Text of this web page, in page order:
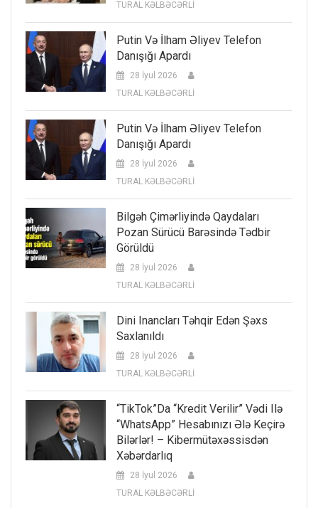
TURAL KƏLBƏCƏRLİ
Putin Və İlham Əliyev Telefon
Danışığı Apardı
28 İyul 2026
TURAL KƏLBƏCƏRLİ
Putin Və İlham Əliyev Telefon
Danışığı Apardı
28 İyul 2026
TURAL KƏLBƏCƏRLİ
Bilgəh Çimərliyində Qaydaları
Pozan Sürücü Barəsində Tədbir
Görüldü
28 İyul 2026
TURAL KƏLBƏCƏRLİ
Dini Inancları Təhqir Edən Şəxs
Saxlanıldı
28 İyul 2026
TURAL KƏLBƏCƏRLİ
“TikTok”da “kredit Verilir” Vədi Ilə
“WhatsApp” Hesabınızı Ələ Keçirə
Bilərlər! – Kibermütəxəssisdən
Xəbərdarlıq
28 İyul 2026
TURAL KƏLBƏCƏRLİ